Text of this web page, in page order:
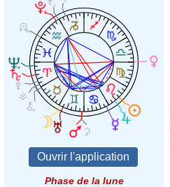
Phase de la lune